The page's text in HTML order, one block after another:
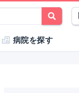
病院を探す